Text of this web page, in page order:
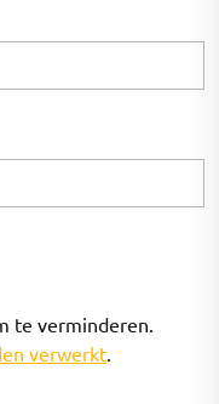
te verminderen.
verwerkt.